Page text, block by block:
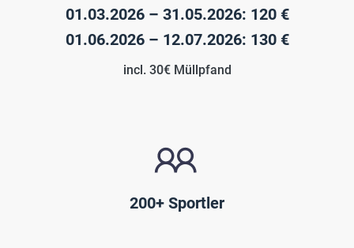
01.03.2026 – 31.05.2026: 120 €
01.06.2026 – 12.07.2026: 130 €
incl. 30€ Müllpfand
200+ Sportler